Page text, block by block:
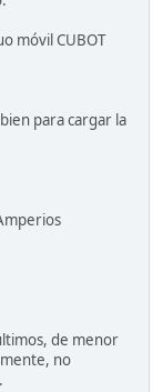
móvil CUBOT
para cargar la
de menor
no